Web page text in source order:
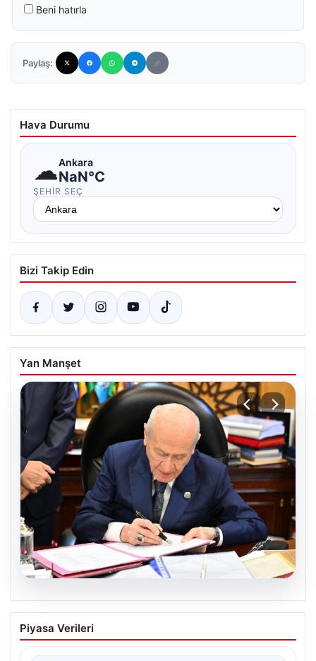
Beni hatırla
Paylaş:
Hava Durumu
☁Ankara
NaN°C
ŞEHIR SEÇ
Bizi Takip Edin
Yan Manşet
05.08.2026
Bahçeli’den çerçeve yasa açıklaması:
Bin yıllık kardeşliğimiz tescillendi
Piyasa Verileri